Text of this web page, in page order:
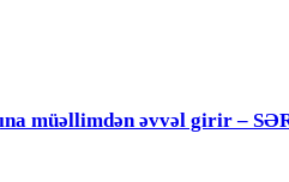
müəllimdən əvvəl girir –